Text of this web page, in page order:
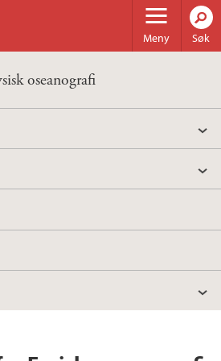
Meny Søk
oseanografi